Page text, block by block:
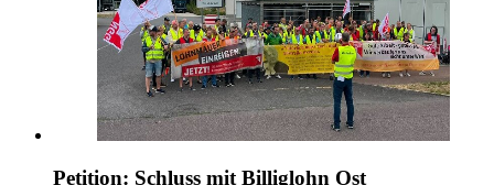
Petition: Schluss mit Billiglohn Ost